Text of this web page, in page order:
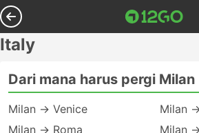
Italy
Dari mana harus pergi Milan
Milan → Venice
Milan → Roma
Milan
Milan